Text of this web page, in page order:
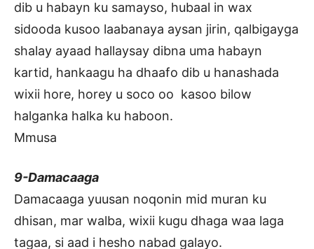
dib u habayn ku samayso, hubaal in wax
sidooda kusoo laabanaya aysan jirin, qalbigayga
shalay ayaad hallaysay dibna uma habayn
kartid, hankaagu ha dhaafo dib u hanashada
wixii hore, horey u soco oo kasoo bilow
halganka halka ku haboon.
Mmusa
9-Damacaaga
Damacaaga yuusan noqonin mid muran ku
dhisan, mar walba, wixii kugu dhaga waa laga
tagaa, si aad i hesho nabad galayo.